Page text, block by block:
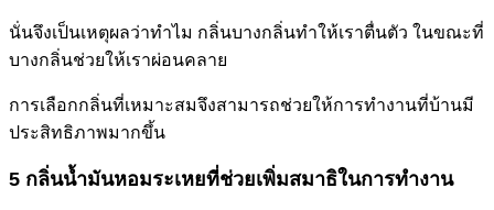
นั่นจึงเป็นเหตุผลว่าทำไม กลิ่นบางกลิ่นทำให้เราตื่นตัว ในขณะที่
บางกลิ่นช่วยให้เราผ่อนคลาย
การเลือกกลิ่นที่เหมาะสมจึงสามารถช่วยให้การทำงานที่บ้านมี
ประสิทธิภาพมากขึ้น
5 กลิ่นน้ำมันหอมระเหยที่ช่วยเพิ่มสมาธิในการทำงาน